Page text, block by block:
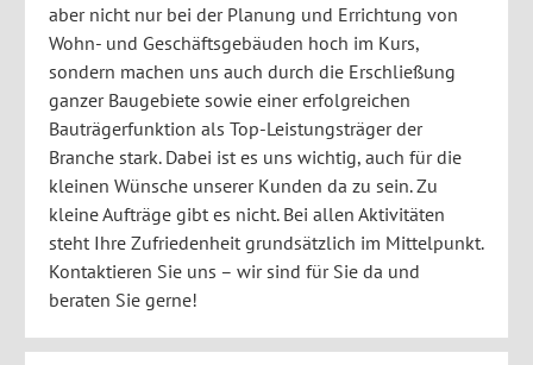
aber nicht nur bei der Planung und Errichtung von
Wohn- und Geschäftsgebäuden hoch im Kurs,
sondern machen uns auch durch die Erschließung
ganzer Baugebiete sowie einer erfolgreichen
Bauträgerfunktion als Top-Leistungsträger der
Branche stark. Dabei ist es uns wichtig, auch für die
kleinen Wünsche unserer Kunden da zu sein. Zu
kleine Aufträge gibt es nicht. Bei allen Aktivitäten
steht Ihre Zufriedenheit grundsätzlich im Mittelpunkt.
Kontaktieren Sie uns – wir sind für Sie da und
beraten Sie gerne!